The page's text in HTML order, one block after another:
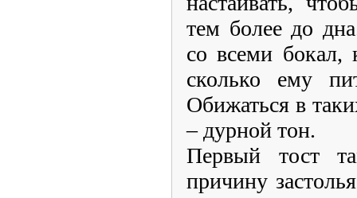
тем более до
со всеми бокал,
сколько ему
Обижаться в
– дурной тон.
Первый тост
причину